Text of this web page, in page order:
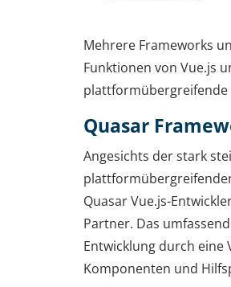
Mehrere Frameworks
Funktionen von Vue.js
plattformübergreifende
Quasar
Angesichts der stark
Quasar Vue.js-
Partner. Das
Entwicklung durch eine
Komponenten und